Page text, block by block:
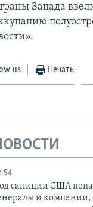
Запада
us Печать
санкции США
и компании,